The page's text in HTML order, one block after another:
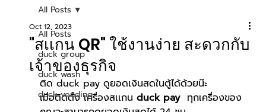
All Posts
duck group
duck wash
duck vending
All Posts
"สเเกน QR" ใช้งานง่าย สะดวกกับ
เจ้าของธุรกิจ
Oct 12, 2023
ติด duck pay ดูยอดเงินสดในตู้ได้ด้วยน๊ะ
เมื่อติดตั้ง เครื่องสเเกน duck pay ทุกเครื่องของ